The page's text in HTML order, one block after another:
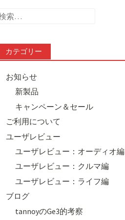
カテゴリー
お知らせ
新製品
キャンペーン＆セール
ご利用について
ユーザレビュー
ユーザレビュー：オーディオ編
ユーザレビュー：クルマ編
ユーザレビュー：ライフ編
ブログ
tannoyのGe3的考察